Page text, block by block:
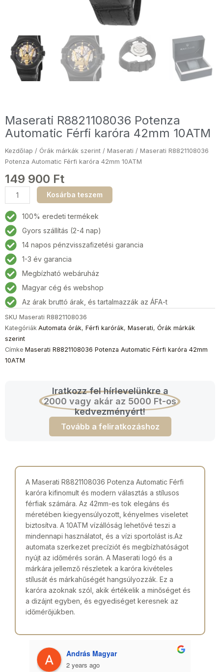
Maserati R8821108036 Potenza
Automatic Férfi karóra 42mm 10ATM
Kezdőlap / Órák márkák szerint / Maserati / Maserati R8821108036
Potenza Automatic Férfi karóra 42mm 10ATM
149 900 Ft
Maserati
R8821108036
Potenza
Automatic
Férfi
karóra
42mm
10ATM
mennyiség
Kosárba teszem
100% eredeti termékek
Gyors szállítás (2-4 nap)
14 napos pénzvisszafizetési garancia
1-3 év garancia
Megbízható webáruház
Magyar cég és webshop
Az árak bruttó árak, és tartalmazzák az ÁFA-t
SKU Maserati R8821108036
Kategóriák Automata órák, Férfi karórák, Maserati, Órák márkák
szerint
Címke Maserati R8821108036 Potenza Automatic Férfi karóra 42mm
10ATM
Iratkozz fel hírlevelünkre a
2000 vagy akár az 5000 Ft-os
kedvezményért!
Tovább a feliratkozáshoz
A Maserati R8821108036 Potenza Automatic Férfi
karóra kifinomult és modern választás a stílusos
férfiak számára. Az 42mm-es tok elegáns és
méretében kiegyensúlyozott, kényelmes viseletet
biztosítva. A 10ATM vízállóság lehetővé teszi a
mindennapi használatot, és a vízi sportolást is.Az
automata szerkezet precíziót és megbízhatóságot
nyújt az időmérés során. A Maserati logó és a
márkára jellemző részletek a karóra kivételes
stílusát és márkahűségét hangsúlyozzák. Ez a
karóra azoknak szól, akik értékelik a minőséget és
a dizájnt egyben, és egyediséget keresnek az
időmérőjükben.
András Magyar
2 years ago